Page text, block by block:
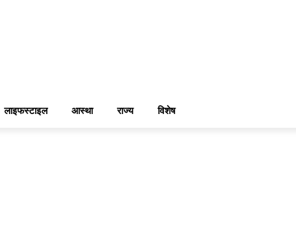
लाइफस्टाइल आस्था राज्य विशेष